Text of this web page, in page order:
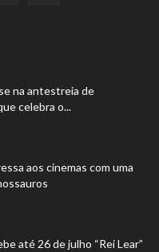
na antestreia de
celebra o...
aos cinemas com uma
até 26 de julho “Rei Lear”